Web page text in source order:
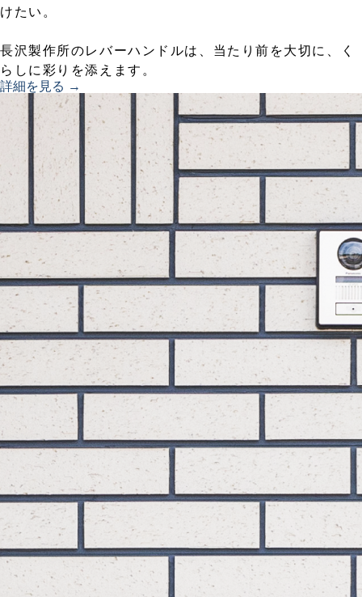
けたい。
長沢製作所のレバーハンドルは、当たり前を大切に、く
らしに彩りを添えます。
詳細を見る →